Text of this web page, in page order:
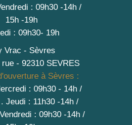
: 09h30 -14h /
15h -19h
: 09h30- 19h
Vrac - Sèvres
- 92310 SEVRES
à Sèvres :
: 09h30 - 14h /
. Jeudi : 11h30 -14h /
: 09h30 -14h /